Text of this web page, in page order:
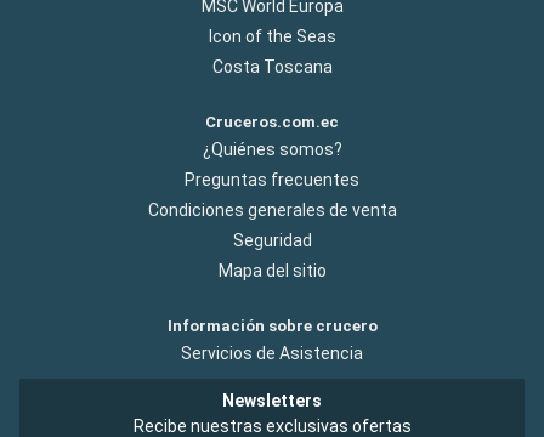
MSC World Europa
Icon of the Seas
Costa Toscana
Cruceros.com.ec
¿Quiénes somos?
Preguntas frecuentes
Condiciones generales de venta
Seguridad
Mapa del sitio
Información sobre crucero
Servicios de Asistencia
Newsletters
Recibe nuestras exclusivas ofertas